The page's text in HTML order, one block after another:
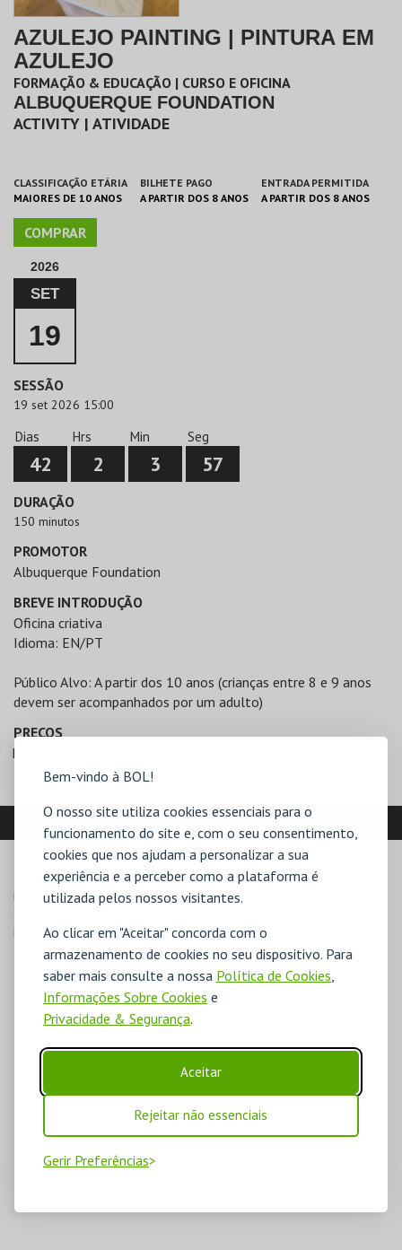
Bem-vindo à BOL!
O nosso site utiliza cookies essenciais para o
funcionamento do site e, com o seu consentimento,
cookies que nos ajudam a personalizar a sua
experiência e a perceber como a plataforma é
utilizada pelos nossos visitantes.
Ao clicar em "Aceitar" concorda com o
armazenamento de cookies no seu dispositivo. Para
saber mais consulte a nossa Política de Cookies,
Informações Sobre Cookies e
Privacidade & Segurança.
Aceitar
Rejeitar não essenciais
Gerir Preferências
AZULEJO PAINTING | PINTURA EM
AZULEJO
FORMAÇÃO & EDUCAÇÃO | CURSO E OFICINA
ALBUQUERQUE FOUNDATION
ACTIVITY | ATIVIDADE
CLASSIFICAÇÃO ETÁRIA
MAIORES DE 10 ANOS
BILHETE PAGO
A PARTIR DOS 8 ANOS
ENTRADA PERMITIDA
A PARTIR DOS 8 ANOS
COMPRAR
2026
SET
19
SESSÃO
19 set 2026 15:00
Dias
42
Hrs
2
Min
3
Seg
57
DURAÇÃO
150 minutos
PROMOTOR
Albuquerque Foundation
BREVE INTRODUÇÃO
Oficina criativa
Idioma: EN/PT
Público Alvo: A partir dos 10 anos (crianças entre 8 e 9 anos
devem ser acompanhados por um adulto)
PREÇOS
Entrada - 45€
LOCALIZAÇÃO
MORADA
Rua António dos Reis 189
2710-302 Sintra
Direcções para Albuquerque Foundation